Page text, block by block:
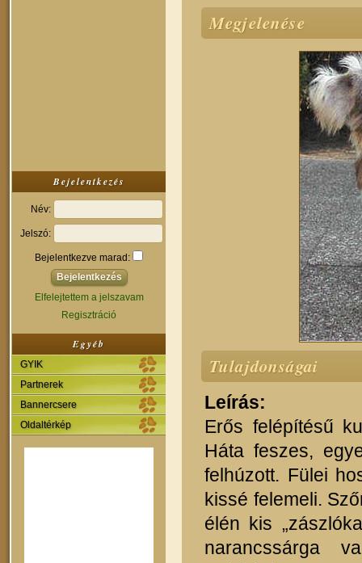
Bejelentkezés
Név:
Jelszó:
Bejelentkezve marad:
Elfelejtettem a jelszavam
Regisztráció
Egyéb
GYIK
Partnerek
Bannercsere
Oldaltérkép
Megjelenése
Tulajdonságai
Leírás:
Erős felépítésű
Háta feszes,
felhúzott. Fülei
kissé felemeli.
élén kis
narancssárga